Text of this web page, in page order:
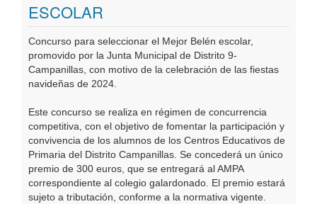
ESCOLAR
Concurso para seleccionar el Mejor Belén escolar,
promovido por la Junta Municipal de Distrito 9-
Campanillas, con motivo de la celebración de las fiestas
navideñas de 2024.
Este concurso se realiza en régimen de concurrencia
competitiva, con el objetivo de fomentar la participación y
convivencia de los alumnos de los Centros Educativos de
Primaria del Distrito Campanillas. Se concederá un único
premio de 300 euros, que se entregará al AMPA
correspondiente al colegio galardonado. El premio estará
sujeto a tributación, conforme a la normativa vigente.